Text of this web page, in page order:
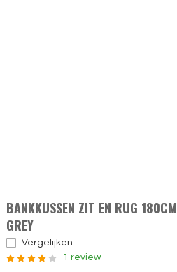
BANKKUSSEN ZIT EN RUG
GREY
Vergelijken
1 review